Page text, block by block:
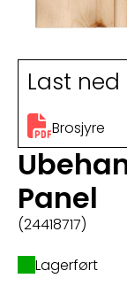
Last
Brosjyre
Panel
(24418717)
Lagerført